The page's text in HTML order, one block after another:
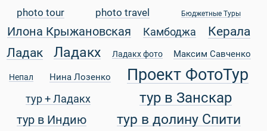
Туры
photo tour photo travel Бюджетные Туры
Илона Крыжановская Камбоджа
Керала
Ладак
Ладакх Ладакх фото Максим Савченко
Непал Нина Лозенко Проект ФотоТур
тур + Ладакх тур в Занскар
тур в Индию тур в долину Спити